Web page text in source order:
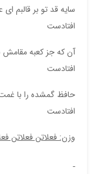
سایه قد تو بر
افتادست
آن که جز کعبه مقامش
افتادست
حافظ گمشده را با
افتادست
وزن: فعلاتن فعلاتن